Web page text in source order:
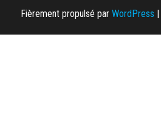
Fièrement propulsé par WordPress